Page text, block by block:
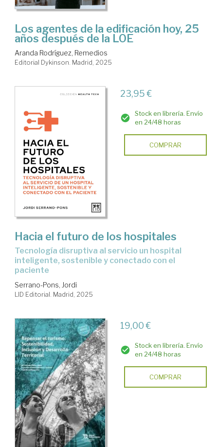
Los agentes de la edificación hoy, 25
años después de la LOE
Aranda Rodríguez, Remedios
Editorial Dykinson. Madrid, 2025
23,95 €
Stock en librería. Envío
en 24/48 horas
COMPRAR
Hacia el futuro de los hospitales
Tecnología disruptiva al servicio un hospital
inteligente, sostenible y conectado con el
paciente
Serrano-Pons, Jordi
LID Editorial. Madrid, 2025
19,00 €
Stock en librería. Envío
en 24/48 horas
COMPRAR